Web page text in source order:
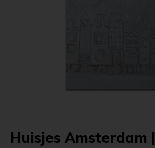
Huisjes Amsterdam |